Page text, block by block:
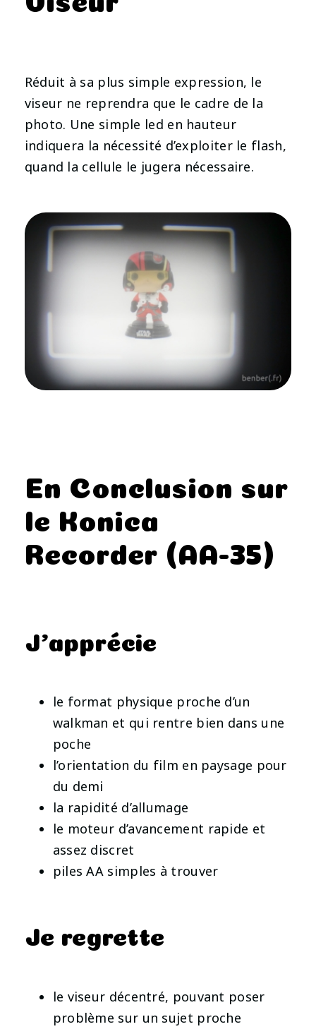
Réduit à sa plus simple expression, le
viseur ne reprendra que le cadre de la
photo. Une simple led en hauteur
indiquera la nécessité d’exploiter le flash,
quand la cellule le jugera nécessaire.
En Conclusion sur
le Konica
Recorder (AA-35)
J’apprécie
le format physique proche d’un
walkman et qui rentre bien dans une
poche
l’orientation du film en paysage pour
du demi
la rapidité d’allumage
le moteur d’avancement rapide et
assez discret
piles AA simples à trouver
Je regrette
le viseur décentré, pouvant poser
problème sur un sujet proche